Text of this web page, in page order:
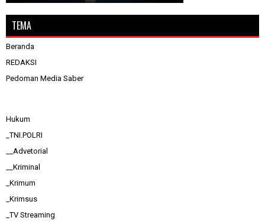
TEMA
Beranda
REDAKSI
Pedoman Media Saber
Hukum
_TNI.POLRI
__Advetorial
__Kriminal
_Krimum
_Krimsus
_TV Streaming